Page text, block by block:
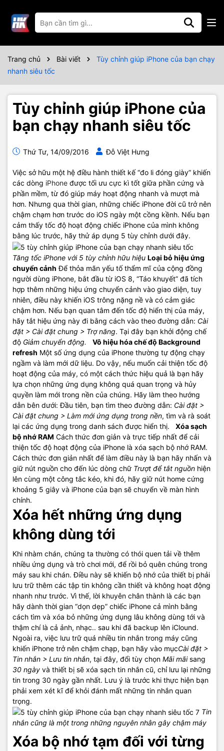
Trang chủ Bài viết
Tùy chỉnh giúp iPhone của bạn chạy
nhanh siêu tốc
Tùy chỉnh giúp iPhone của
bạn chạy nhanh siêu tốc
Thứ Tư, 14/09/2016 Đỗ Việt Hưng
Việc sở hữu một hệ điều hành thiết kế “đo li đóng giày” khiến
các dòng iPhone được tối ưu cực kì tốt giữa phần cứng và
phần mềm, từ đó giúp máy hoạt động nhanh và mượt mà
hơn. Nhưng qua thời gian, những chiếc iPhone đời cũ trở nên
chậm chạm hơn trước do iOS ngày một cồng kềnh. Nếu bạn
cảm thấy tốc độ hoạt động chiếc iPhone của mình không
bằng lúc trước, hãy thử áp dụng 5 tùy chỉnh dưới đây.
Tăng tốc iPhone với 5 tùy chỉnh hữu hiệu Loại bỏ hiệu ứng
chuyển cảnh Để thỏa mãn yếu tố thẩm mĩ của cộng đồng
người dùng iPhone, bắt đầu từ iOS 8, “Táo khuyết” đã tích
hợp thêm những hiệu ứng chuyển cảnh vào giao diện, tuy
nhiên, điều này khiến iOS trông nặng nề và có cảm giác
chậm hơn. Nếu bạn quan tâm đến tốc độ hiển thị của máy,
hãy tắt hiệu ứng này đi bằng cách vào theo đường dẫn: Cài
đặt > Cài đặt chung > Trợ năng. Tại đây bạn khởi động chế
độ Giảm chuyển động.
Vô hiệu hóa chế độ Background
refresh Một số ứng dụng của iPhone thường tự động chạy
ngầm và làm mới dữ liệu. Do vậy, nếu muốn cải thiện tốc độ
hoạt động của máy, có một cách thức hiệu quả là bạn hãy
lựa chọn những ứng dụng không quá quan trọng và hủy
quyền làm mới trong nền của chúng. Hãy làm theo hướng
dẫn bên dưới: Đầu tiên, bạn tìm theo đường dẫn: Cài đặt >
Cài đặt chung > Làm mới ứng dụng trong nền, tìm và rà soát
lại các ứng dụng trong danh sách được hiển thị. Xóa sạch
bộ nhớ RAM Cách thức đơn giản và trực tiếp nhất để cải
thiện tốc độ hoạt động của iPhone là xóa sạch bộ nhớ RAM.
Cách thức đơn giản nhất để làm điều này là bạn hãy nhấn và
giữ nút nguồn cho đến lúc dòng chữ Trượt để tắt nguồn hiện
lên cùng một công tắc kéo, khi đó, hãy giữ nút home cứng
khoảng 5 giây và iPhone của bạn sẽ chuyển về màn hình
chính.
Xóa hết những ứng dụng
không dùng tới
Khi nhàm chán, chúng ta thường có thói quen tải về thêm
nhiều ứng dụng và trò chơi mới, để rồi bỏ quên chúng trong
máy sau khi chán. Điều này sẽ khiến bộ nhớ của thiết bị phải
lưu trữ thêm các tập tin không cần thiết và không hoạt động
nhanh như trước. Vì thế, lời khuyên chân thành là các bạn
hãy dành thời gian “dọn dẹp” chiếc iPhone cả mình bằng
cách tìm và xóa bỏ những ứng dụng lâu không dùng tới và
thậm chí là cả ảnh, nhạc.. sau khi đã backup lên iClound.
Ngoài ra, việc lưu trữ quá nhiều tin nhắn trong máy cũng
khiến iPhone trở nên chậm chạp, bạn hãy vào mụcCài đặt >
Tin nhắn > Lưu tin nhắn, tại đây, đổi tùy chọn Mãi mãisang
30 ngày và thiết bị sẽ xóa sạch tin nhắn cũ, chỉ lưu lại những
tin trong 30 ngày gần nhất. Lưu ý là trước khi thực hiện bạn
phải xem xét kĩ để khỏi đánh mất những tin nhắn quan
trọng.
Tin
nhắn cũng là một trong những nguyên nhân gây chậm máy
Xóa bộ nhớ tạm đối với từng